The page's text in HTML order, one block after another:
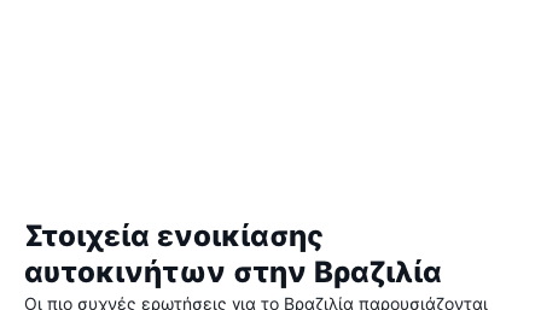
Στοιχεία ενοικίασης
αυτοκινήτων στην Βραζιλία
Οι πιο συχνές ερωτήσεις για το Βραζιλία παρουσιάζονται